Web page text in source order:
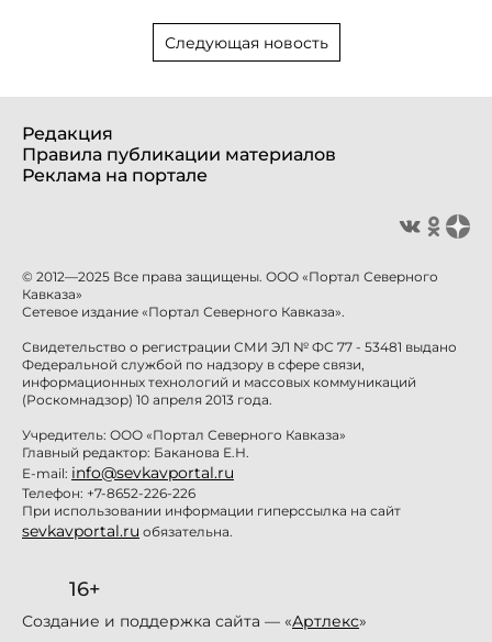
Следующая новость
Редакция
Правила публикации материалов
Реклама на портале
© 2012—2025 Все права защищены. ООО «Портал Северного
Кавказа»
Сетевое издание «Портал Северного Кавказа».
Свидетельство о регистрации СМИ ЭЛ № ФС 77 - 53481 выдано
Федеральной службой по надзору в сфере связи,
информационных технологий и массовых коммуникаций
(Роскомнадзор) 10 апреля 2013 года.
Учредитель: ООО «Портал Северного Кавказа»
Главный редактор: Баканова Е.Н.
E-mail: info@sevkavportal.ru
Телефон: +7-8652-226-226
При использовании информации гиперссылка на сайт
sevkavportal.ru обязательна.
16+
Создание и поддержка сайта — «Артлекс»